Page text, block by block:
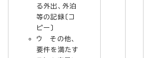
る外出、外泊
等の記録〔コ
ピー〕
ウ その他、
要件を満たす